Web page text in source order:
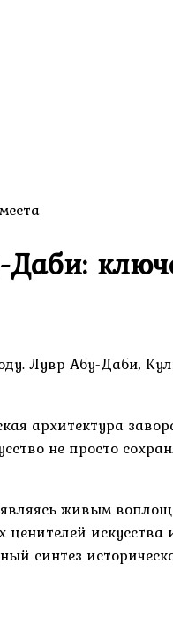
Лувр Абу-Даби,
архитектура
не просто
живым
синтез